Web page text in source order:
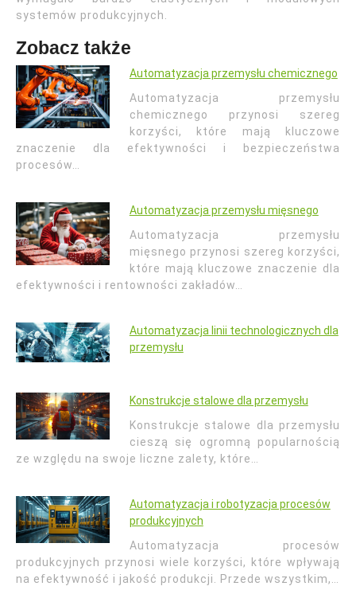
systemów produkcyjnych.
Zobacz także
Automatyzacja przemysłu chemicznego
Automatyzacja przemysłu
chemicznego przynosi szereg
korzyści, które mają kluczowe
znaczenie dla efektywności i bezpieczeństwa
procesów…
Automatyzacja przemysłu mięsnego
Automatyzacja przemysłu
mięsnego przynosi szereg korzyści,
które mają kluczowe znaczenie dla
efektywności i rentowności zakładów…
Automatyzacja linii technologicznych dla
przemysłu
Konstrukcje stalowe dla przemysłu
Konstrukcje stalowe dla przemysłu
cieszą się ogromną popularnością
ze względu na swoje liczne zalety, które…
Automatyzacja i robotyzacja procesów
produkcyjnych
Automatyzacja procesów
produkcyjnych przynosi wiele korzyści, które wpływają
na efektywność i jakość produkcji. Przede wszystkim,…